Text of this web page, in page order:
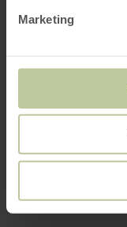
Marketing